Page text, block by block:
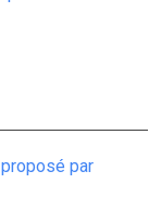
par